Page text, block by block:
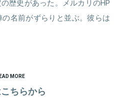
歴史があった。メルカリのHP
名前がずらりと並ぶ。彼らは
MORE
ちらから